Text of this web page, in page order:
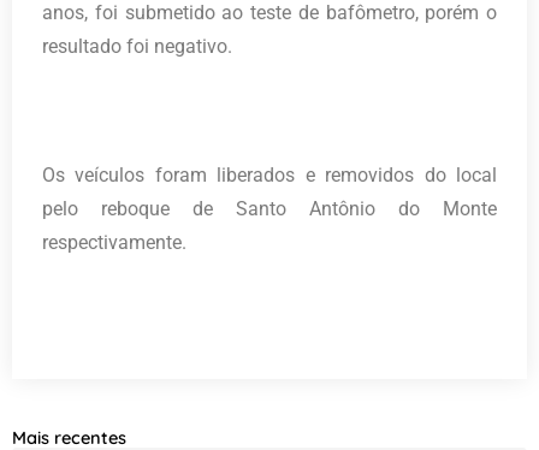
anos, foi submetido ao teste de bafômetro, porém o
resultado foi negativo.
Os veículos foram liberados e removidos do local
pelo reboque de Santo Antônio do Monte
respectivamente.
Mais recentes